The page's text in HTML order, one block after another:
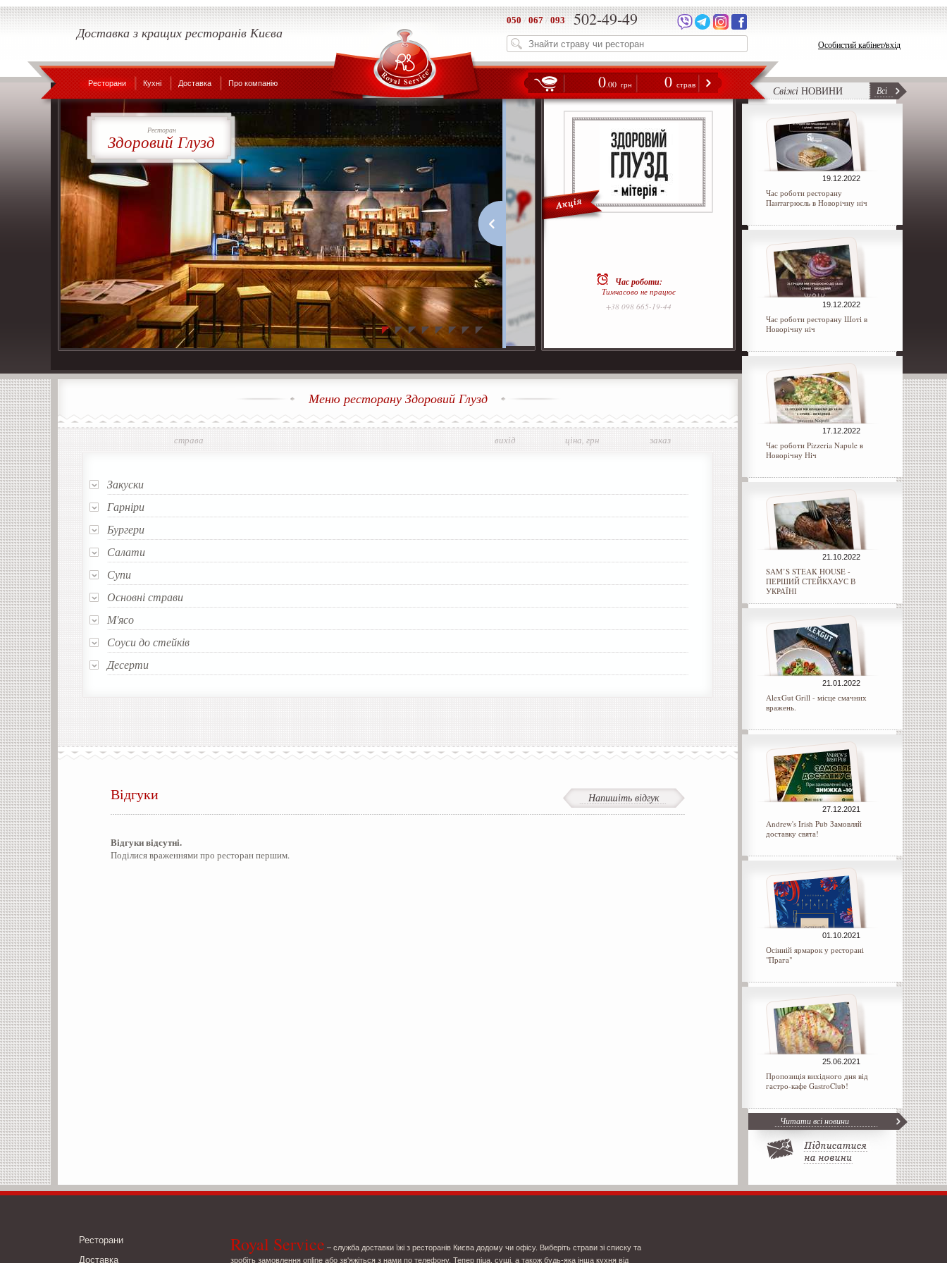
Особистий кабінет/вхід
Доставка з кращих ресторанів Києва
050/ 067 /093 502-49-49
Ресторани Кухні Доставка Про компанію 0.00 грн 0 страв
Киев, Саксаганского 68/21
Ресторан
Здоровий Глузд
Час роботи:
Тимчасово не працює
+38 098 665-19-44
Меню ресторану Здоровий Глузд
страва вихід ціна, грн заказ
Закуски
Гарніри
Бургери
Салати
Супи
Основні страви
М'ясо
Соуси до стейків
Десерти
Відгуки Напишіть відгук
Відгуки відсутні.
Поділися враженнями про ресторан першим.
Свіжі НОВИНИ Всі
19.12.2022
Час роботи ресторану
Пантагрюєль в Новорічну ніч
19.12.2022
Час роботи ресторану Шоті в
Новорічну ніч
17.12.2022
Час роботи Pizzeria Napule в
Новорічну Ніч
21.10.2022
SAM’S STEAK HOUSE -
ПЕРШИЙ СТЕЙКХАУС В
УКРАЇНІ
21.01.2022
AlexGut Grill - місце смачних
вражень.
27.12.2021
Andrew's Irish Pub Замовляй
доставку свята!
01.10.2021
Осінній ярмарок у ресторані
"Прага"
25.06.2021
Пропозиція вихідного дня від
гастро-кафе GastroClub!
Читати всі новини
Ресторани
Доставка
Royal Service – служба доставки їжі з ресторанів Києва додому чи офісу. Виберіть страви зі списку та
зробіть замовлення online або зв'яжіться з нами по телефону. Тепер піца, суші, а також будь-яка інша кухня від